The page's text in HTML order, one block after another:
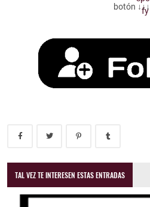
botón
TAL VEZ TE INTERESEN ESTAS ENTRADAS